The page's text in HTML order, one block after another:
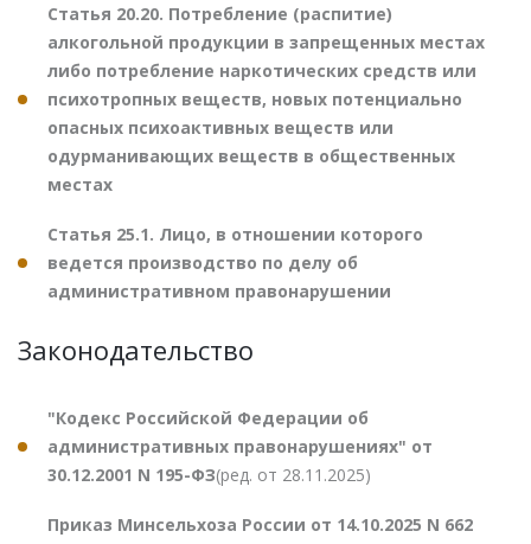
Статья 20.20. Потребление (распитие)
алкогольной продукции в запрещенных местах
либо потребление наркотических средств или
психотропных веществ, новых потенциально
опасных психоактивных веществ или
одурманивающих веществ в общественных
местах
Статья 25.1. Лицо, в отношении которого
ведется производство по делу об
административном правонарушении
Законодательство
"Кодекс Российской Федерации об
административных правонарушениях" от
30.12.2001 N 195-ФЗ(ред. от 28.11.2025)
Приказ Минсельхоза России от 14.10.2025 N 662